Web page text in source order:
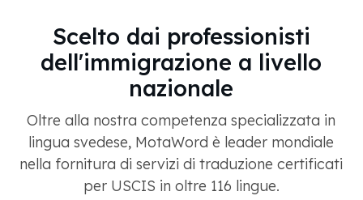
Scelto dai professionisti
dell'immigrazione a livello
nazionale
Oltre alla nostra competenza specializzata in
lingua svedese, MotaWord è leader mondiale
nella fornitura di servizi di traduzione certificati
per USCIS in oltre 116 lingue.